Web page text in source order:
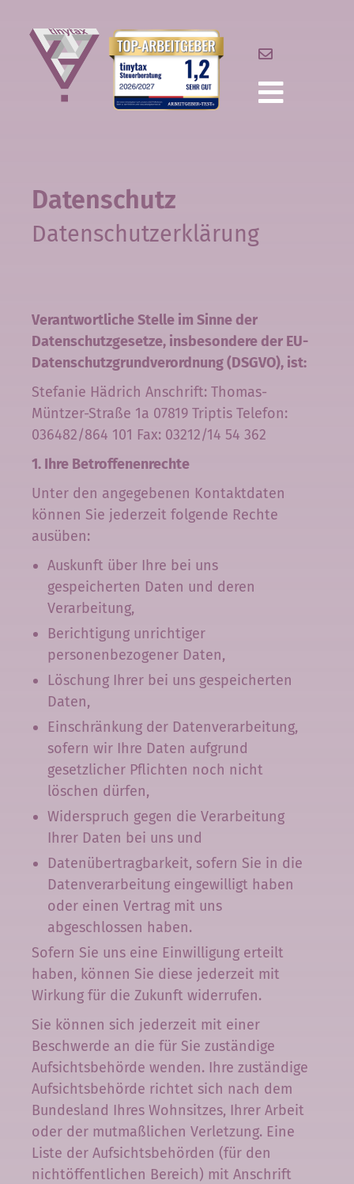
KARRIERE
KONTAKT
› Jetzt durchsuchen!
Datenschutz
Datenschutzerklärung
Verantwortliche Stelle im Sinne der
Datenschutzgesetze, insbesondere der EU-
Datenschutzgrundverordnung (DSGVO), ist:
Stefanie Hädrich Anschrift: Thomas-
Müntzer-Straße 1a 07819 Triptis Telefon:
036482/864 101 Fax: 03212/14 54 362
1. Ihre Betroffenenrechte
Unter den angegebenen Kontaktdaten
können Sie jederzeit folgende Rechte
ausüben:
Auskunft über Ihre bei uns
gespeicherten Daten und deren
Verarbeitung,
Berichtigung unrichtiger
personenbezogener Daten,
Löschung Ihrer bei uns gespeicherten
Daten,
Einschränkung der Datenverarbeitung,
sofern wir Ihre Daten aufgrund
gesetzlicher Pflichten noch nicht
löschen dürfen,
Widerspruch gegen die Verarbeitung
Ihrer Daten bei uns und
Datenübertragbarkeit, sofern Sie in die
Datenverarbeitung eingewilligt haben
oder einen Vertrag mit uns
abgeschlossen haben.
Sofern Sie uns eine Einwilligung erteilt
haben, können Sie diese jederzeit mit
Wirkung für die Zukunft widerrufen.
Sie können sich jederzeit mit einer
Beschwerde an die für Sie zuständige
Aufsichtsbehörde wenden. Ihre zuständige
Aufsichtsbehörde richtet sich nach dem
Bundesland Ihres Wohnsitzes, Ihrer Arbeit
oder der mutmaßlichen Verletzung. Eine
Liste der Aufsichtsbehörden (für den
nichtöffentlichen Bereich) mit Anschrift